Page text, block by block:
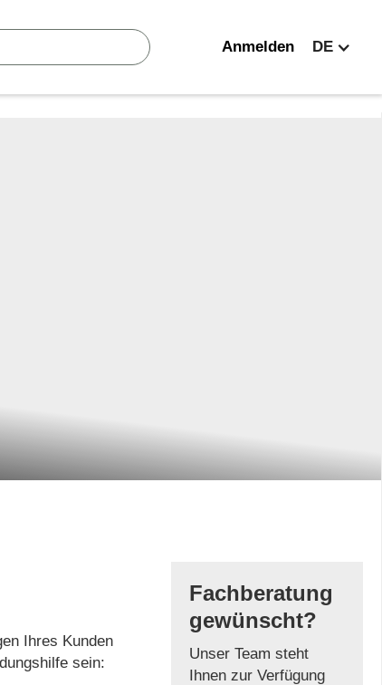
Anmelden DE
Ihres Kunden
sein:
Fachberatung
gewünscht?
Unser Team steht
Ihnen zur Verfügung